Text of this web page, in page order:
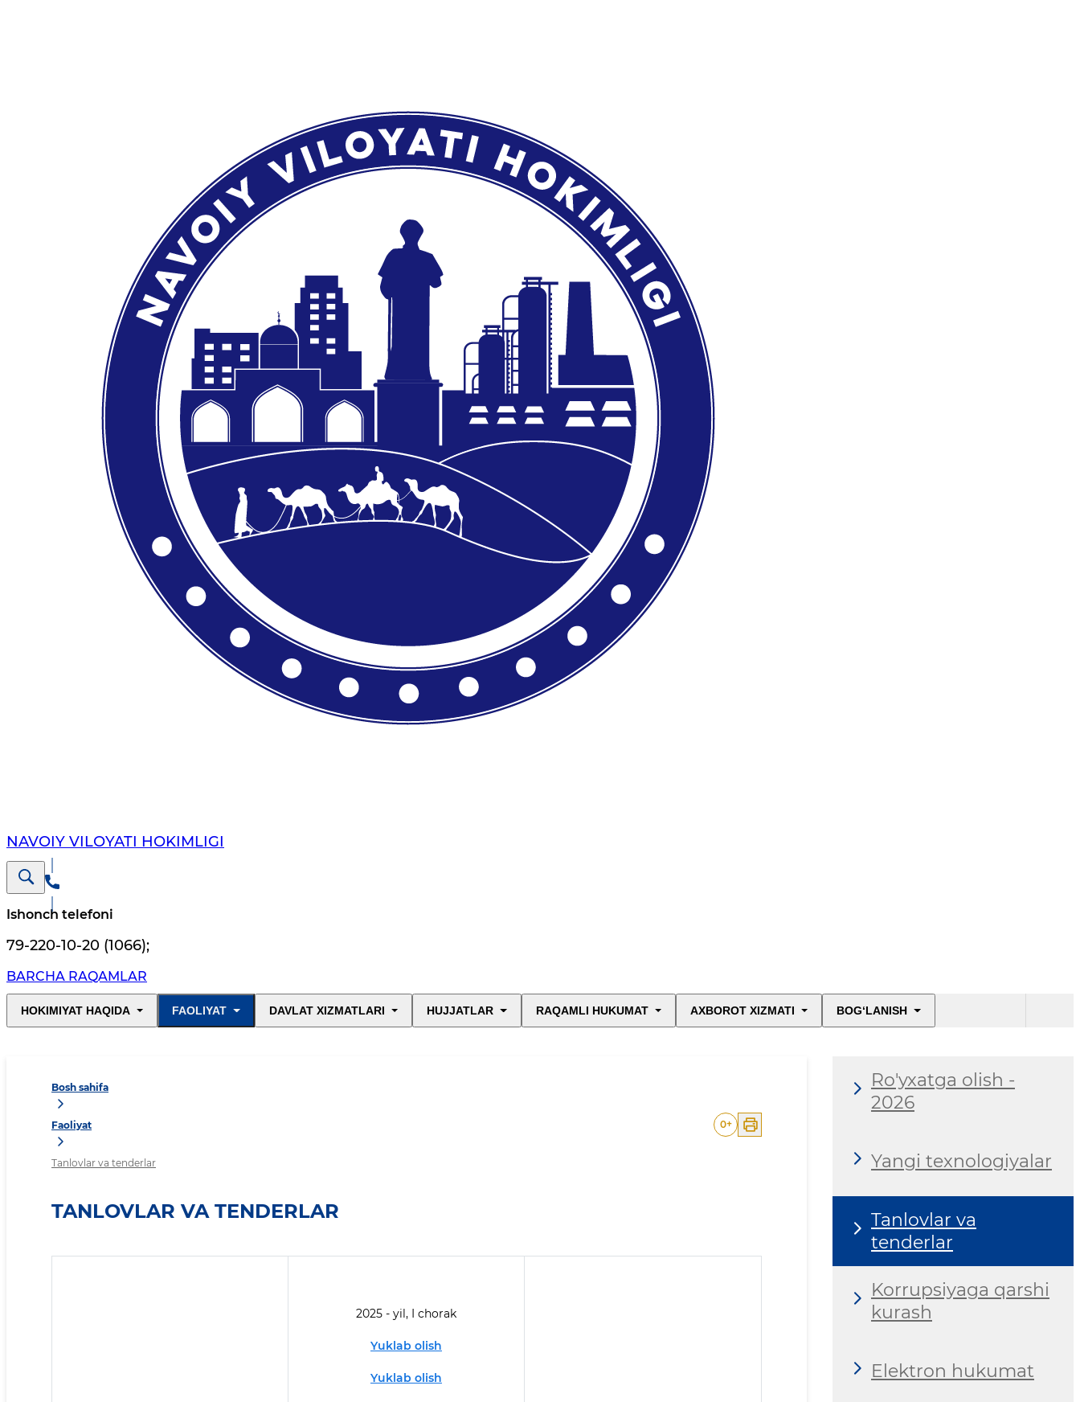
NAVOIY VILОYATI HОKIMLIGI
Ishonch telefoni
79-220-10-20 (1066);
BARCHA RAQAMLAR
HOKIMIYAT HAQIDA FAOLIYAT DAVLAT XIZMATLARI HUJJATLAR RAQAMLI HUKUMAT AXBOROT XIZMATI BOG‘LANISH
Bosh sahifa
Faoliyat
Tanlovlar va tenderlar
0+
TANLOVLAR VA TENDERLAR
2025 - yil, I chorak
Yuklab olish
Yuklab olish
Ro'yxatga olish -
2026
Yangi texnologiyalar
Tanlovlar va
tenderlar
Korrupsiyaga qarshi
kurash
Elektron hukumat